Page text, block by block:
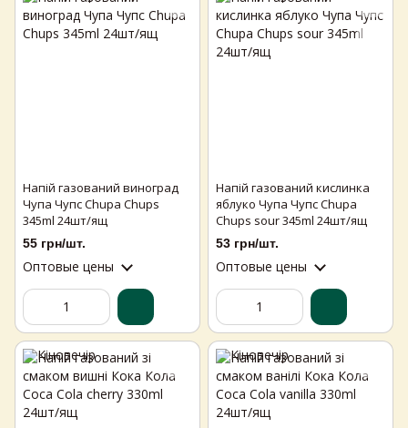
Напій газований виноград
Чупа Чупс Chupa Chups
345ml 24шт/ящ
55 грн/шт.
Оптовые цены
Напій газований кислинка
яблуко Чупа Чупс Chupa
Chups sour 345ml 24шт/ящ
53 грн/шт.
Оптовые цены